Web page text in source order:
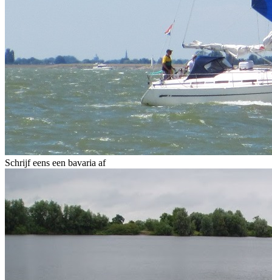
Schrijf eens een bavaria af